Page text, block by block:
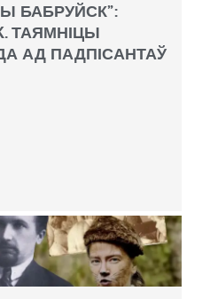
БАБРУЙСК”:
ТАЯМНІЦЫ
АД ПАДПІСАНТАЎ